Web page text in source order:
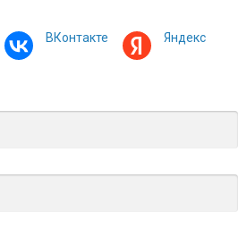
ВКонтакте Яндекс